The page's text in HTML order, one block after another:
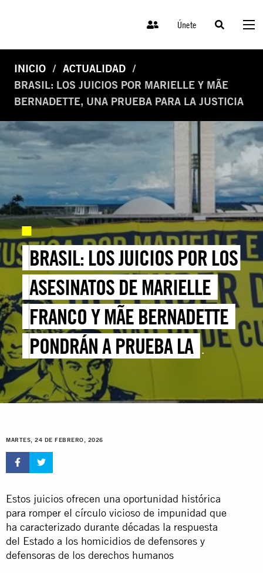
Únete
INICIO
ACTUALIDAD
BRASIL: LOS JUICIOS POR MARIELLE Y MÃE
BERNADETTE, UNA PRUEBA PARA LA JUSTICIA
BRASIL: LOS JUICIOS POR LOS
ASESINATOS DE MARIELLE
FRANCO Y MÃE BERNADETTE
PONDRÁN A PRUEBA LA
DETERMINACIÓN DEL ESTADO
MARTES, 24 DE FEBRERO, 2026
Estos juicios ofrecen una oportunidad histórica
para romper el círculo vicioso de impunidad que
ha caracterizado durante décadas la respuesta
del Estado a los homicidios de defensores y
defensoras de los derechos humanos